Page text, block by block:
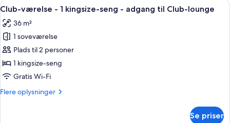
Club-
lounge
2
adgang
til
Club-
lounge
Indlæs
alle
billeder
af
Club-
værelse
-
kingsize-
Et moderne hotelværelse med en
19
Club-værelse - 1 kingsize-seng - adgang til Club-lounge
36 m²
1 soveværelse
Plads til 2 personer
1 kingsize-seng
Gratis Wi-Fi
Flere oplysninger
Flere
Se priser